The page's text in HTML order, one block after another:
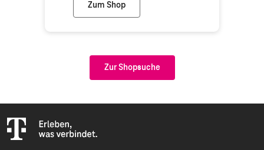
Zum Shop
Telekom Shop Worms
Zur Shopsuche